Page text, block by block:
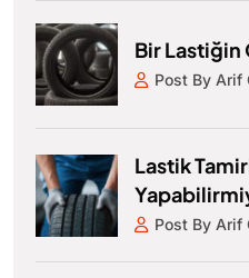
Bir Lastiğin
Post By Arif
Lastik
Post By Arif